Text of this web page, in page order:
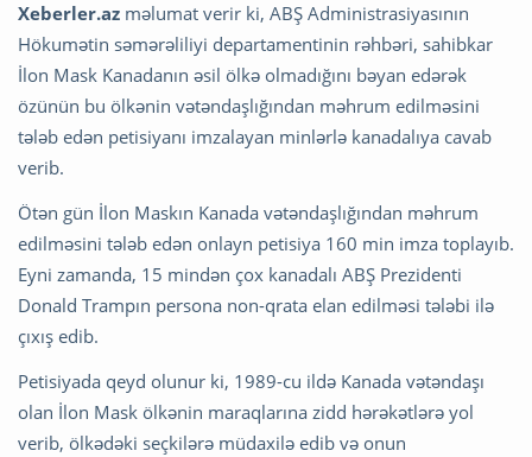
Xeberler.az məlumat verir ki, ABŞ Administrasiyasının
Hökumətin səmərəliliyi departamentinin rəhbəri, sahibkar
İlon Mask Kanadanın əsil ölkə olmadığını bəyan edərək
özünün bu ölkənin vətəndaşlığından məhrum edilməsini
tələb edən petisiyanı imzalayan minlərlə kanadalıya cavab
verib.
Ötən gün İlon Maskın Kanada vətəndaşlığından məhrum
edilməsini tələb edən onlayn petisiya 160 min imza toplayıb.
Eyni zamanda, 15 mindən çox kanadalı ABŞ Prezidenti
Donald Trampın persona non-qrata elan edilməsi tələbi ilə
çıxış edib.
Petisiyada qeyd olunur ki, 1989-cu ildə Kanada vətəndaşı
olan İlon Mask ölkənin maraqlarına zidd hərəkətlərə yol
verib, ölkədəki seçkilərə müdaxilə edib və onun